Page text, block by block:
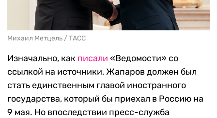
Михаил Метцель / ТАСС
Изначально, как писали «Ведомости» со
ссылкой на источники, Жапаров должен был
стать единственным главой иностранного
государства, который бы приехал в Россию на
9 мая. Но впоследствии пресс-служба